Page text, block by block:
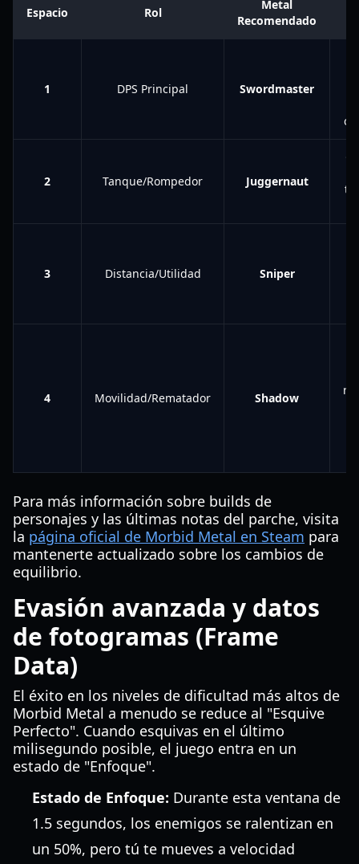
Espacio Rol
Metal
Recomendado
1 DPS Principal Swordmaster
2 Tanque/Rompedor Juggernaut
3 Distancia/Utilidad Sniper
4 Movilidad/Rematador Shadow
Para más información sobre builds de
personajes y las últimas notas del parche, visita
la página oficial de Morbid Metal en Steam para
mantenerte actualizado sobre los cambios de
equilibrio.
Evasión avanzada y datos
de fotogramas (Frame
Data)
El éxito en los niveles de dificultad más altos de
Morbid Metal a menudo se reduce al "Esquive
Perfecto". Cuando esquivas en el último
milisegundo posible, el juego entra en un
estado de "Enfoque".
Estado de Enfoque: Durante esta ventana de
1.5 segundos, los enemigos se ralentizan en
un 50%, pero tú te mueves a velocidad